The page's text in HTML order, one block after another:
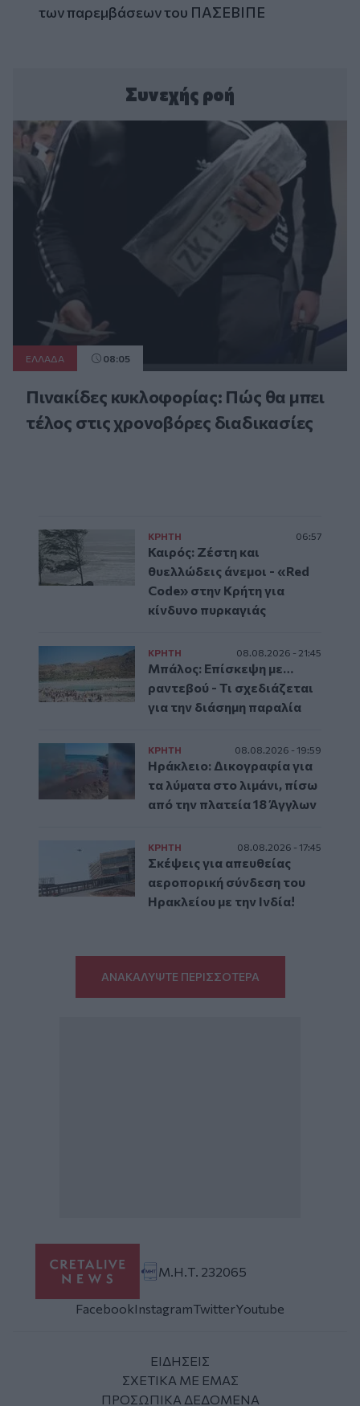
των παρεμβάσεων του ΠΑΣΕΒΙΠΕ
Συνεχής ροή
ΕΛΛAΔΑ 08:05
Πινακίδες κυκλοφορίας: Πώς θα μπει
τέλος στις χρονοβόρες διαδικασίες
ΚΡΗΤΗ 06:57
Καιρός: Ζέστη και
θυελλώδεις άνεμοι - «Red
Code» στην Κρήτη για
κίνδυνο πυρκαγιάς
ΚΡΗΤΗ 08.08.2026 - 21:45
Μπάλος: Επίσκεψη με…
ραντεβού - Τι σχεδιάζεται
για την διάσημη παραλία
ΚΡΗΤΗ 08.08.2026 - 19:59
Ηράκλειο: Δικογραφία για
τα λύματα στο λιμάνι, πίσω
από την πλατεία 18 Άγγλων
ΚΡΗΤΗ 08.08.2026 - 17:45
Σκέψεις για απευθείας
αεροπορική σύνδεση του
Ηρακλείου με την Ινδία!
ΑΝΑΚΑΛΥΨΤΕ ΠΕΡΙΣΣΟΤΕΡΑ
Μ.Η.Τ. 232065
FacebookInstagramTwitterYoutube
ΕΙΔΗΣΕΙΣ
ΣΧΕΤΙΚΑ ΜΕ ΕΜΑΣ
ΠΡΟΣΩΠΙΚΑ ΔΕΔΟΜΕΝΑ